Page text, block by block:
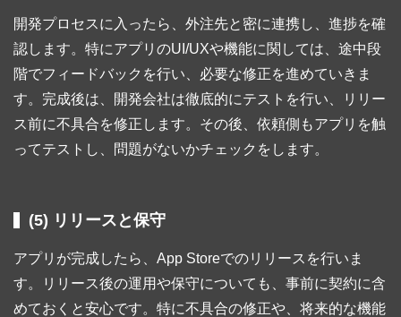
開発プロセスに入ったら、外注先と密に連携し、進捗を確
認します。特にアプリのUI/UXや機能に関しては、途中段
階でフィードバックを行い、必要な修正を進めていきま
す。完成後は、開発会社は徹底的にテストを行い、リリー
ス前に不具合を修正します。その後、依頼側もアプリを触
ってテストし、問題がないかチェックをします。
(5) リリースと保守
アプリが完成したら、App Storeでのリリースを行いま
す。リリース後の運用や保守についても、事前に契約に含
めておくと安心です。特に不具合の修正や、将来的な機能